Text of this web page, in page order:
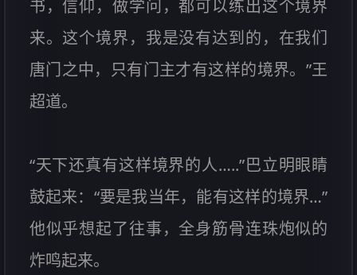
书，信仰，做学问，都可以练出这个境界
来。这个境界，我是没有达到的，在我们
唐门之中，只有门主才有这样的境界。”王
超道。
“天下还真有这样境界的人…..”巴立明眼睛
鼓起来：“要是我当年，能有这样的境界…”
他似乎想起了往事，全身筋骨连珠炮似的
炸鸣起来。